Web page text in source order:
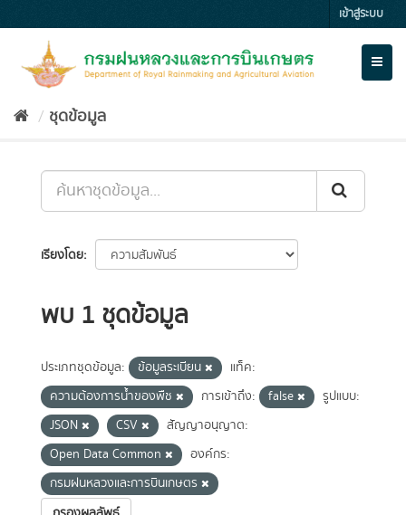
to
เข้าสู่ระบบ
ชุดข้อมูล
เรียงโดย
พบ 1 ชุดข้อมูล
ประเภทชุดข้อมูล: ข้อมูลระเบียน
แท็ค:
ความต้องการน้ำของพืช
การเข้าถึง: false
รูปแบบ:
JSON
CSV
สัญญาอนุญาต:
Open Data Common
องค์กร:
กรมฝนหลวงและการบินเกษตร